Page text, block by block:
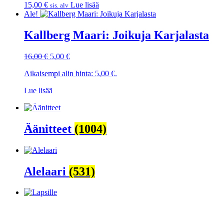
15,00 € sis. alv Lue lisää
Ale!
Kallberg Maari: Joikuja Karjalasta
16,00€ Alkuperäinen
oli:
5,00 €Nykyinen
on:
Aikaisempi alin hinta: 5,00 €.
Lue lisää
Äänitteet (1004)
Alelaari (531)